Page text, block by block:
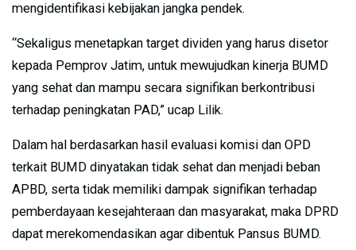
mengidentifikasi kebijakan jangka pendek.
“Sekaligus menetapkan target dividen yang harus disetor
kepada Pemprov Jatim, untuk mewujudkan kinerja BUMD
yang sehat dan mampu secara signifikan berkontribusi
terhadap peningkatan PAD,” ucap Lilik.
Dalam hal berdasarkan hasil evaluasi komisi dan OPD
terkait BUMD dinyatakan tidak sehat dan menjadi beban
APBD, serta tidak memiliki dampak signifikan terhadap
pemberdayaan kesejahteraan dan masyarakat, maka DPRD
dapat merekomendasikan agar dibentuk Pansus BUMD.